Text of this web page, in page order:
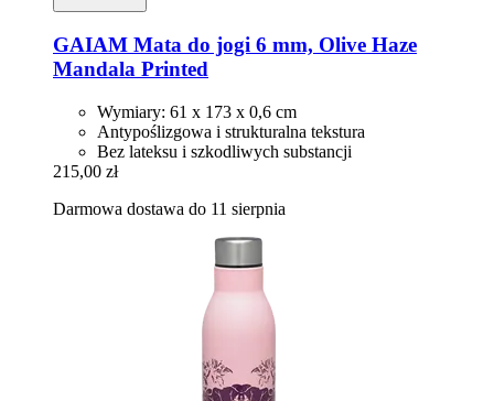
GAIAM Mata do jogi 6 mm, Olive Haze
Mandala Printed
Wymiary: 61 x 173 x 0,6 cm
Antypoślizgowa i strukturalna tekstura
Bez lateksu i szkodliwych substancji
215,00 zł
Darmowa dostawa do 11 sierpnia